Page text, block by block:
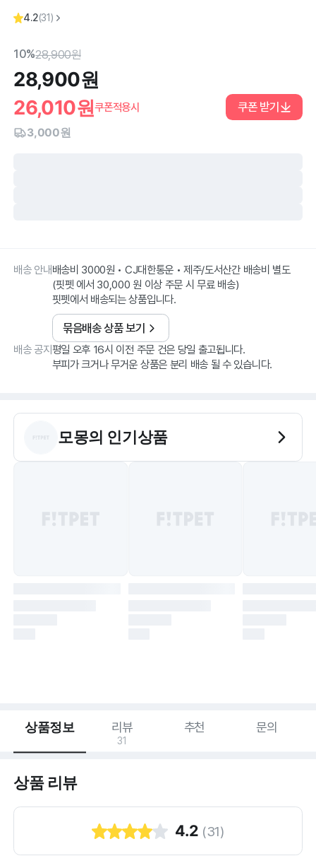
4.2(31)
10%28,900원
28,900원
26,010원쿠폰적용시 쿠폰 받기
3,000원
배송 안내배송비 3000원 • CJ대한통운 • 제주/도서산간 배송비 별도
(핏펫 에서 30,000 원 이상 주문 시 무료 배송)
핏펫에서 배송되는 상품입니다.
묶음배송 상품 보기
배송 공지평일 오후 16시 이전 주문 건은 당일 출고됩니다.
부피가 크거나 무거운 상품은 분리 배송 될 수 있습니다.
모몽의 인기상품
상품정보 리뷰
31
추천 문의
상품 리뷰
4.2 (31)